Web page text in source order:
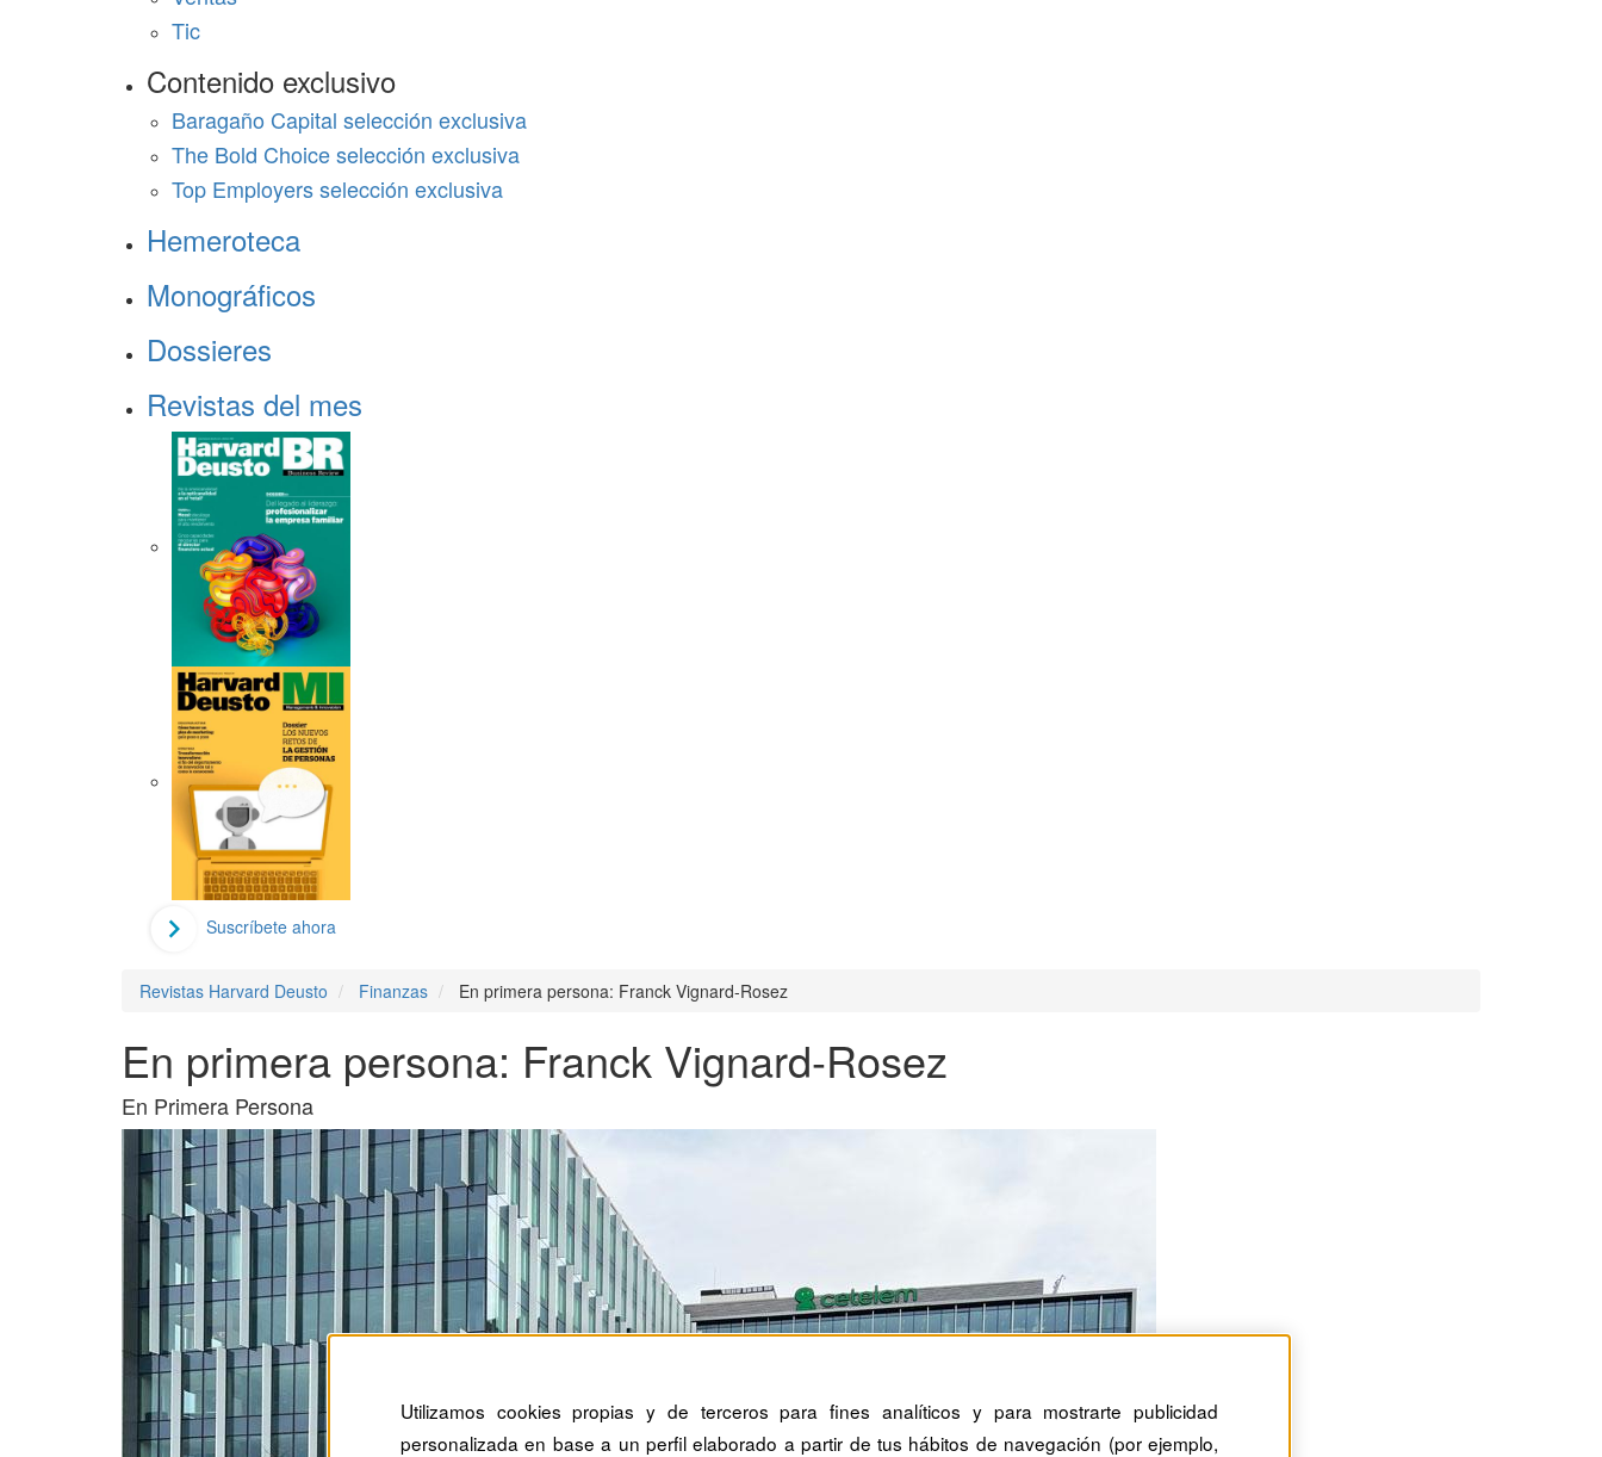
Tic
Contenido exclusivo
Baragaño Capital selección exclusiva
The Bold Choice selección exclusiva
Top Employers selección exclusiva
Hemeroteca
Monográficos
Dossieres
Revistas del mes
Suscríbete ahora
Revistas Harvard Deusto Finanzas En primera persona: Franck Vignard-Rosez
En primera persona: Franck Vignard-Rosez
En Primera Persona
Utilizamos cookies propias y de terceros para fines analíticos y para mostrarte publicidad
personalizada en base a un perfil elaborado a partir de tus hábitos de navegación (por ejemplo,